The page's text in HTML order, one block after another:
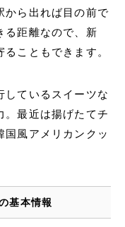
から出れば目の前で
る距離なので、新
こともできます。
しているスイーツな
。最近は揚げたてチ
国風アメリカンクッ
基本情報